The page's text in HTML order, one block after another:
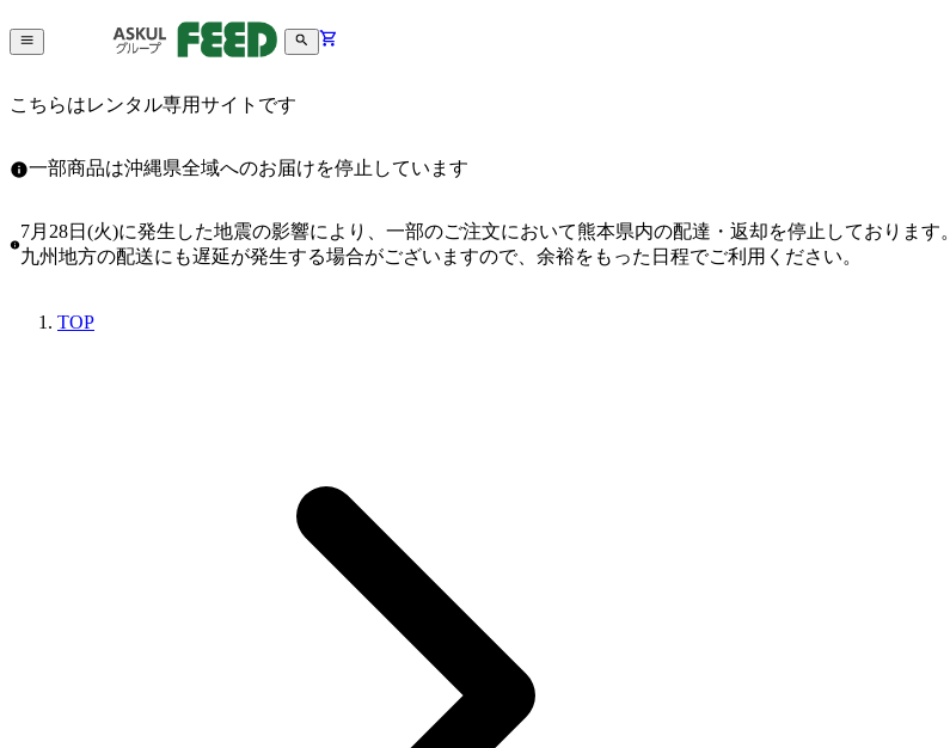
こちらはレンタル専用サイトです
一部商品は沖縄県全域へのお届けを停止しています
7月28日(火)に発生した地震の影響により、一部のご注文において熊本県内の配達・返却を停止しております。
九州地方の配送にも遅延が発生する場合がございますので、余裕をもった日程でご利用ください。
TOP